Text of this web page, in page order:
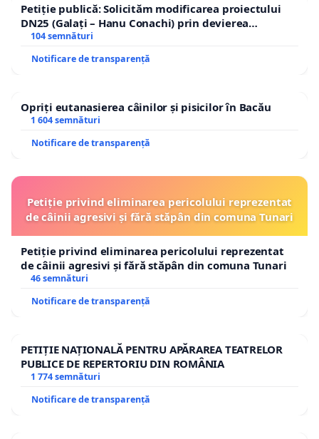
Petiție publică: Solicităm modificarea proiectului
DN25 (Galați – Hanu Conachi) prin devierea
traseului în afara localităților!
104 semnături
Notificare de transparență
Opriți eutanasierea câinilor și pisicilor în Bacău
1 604 semnături
Notificare de transparență
Petiție privind eliminarea pericolului reprezentat
de câinii agresivi și fără stăpân din comuna Tunari
Petiție privind eliminarea pericolului reprezentat
de câinii agresivi și fără stăpân din comuna Tunari
46 semnături
Notificare de transparență
PETIȚIE NAȚIONALĂ PENTRU APĂRAREA TEATRELOR
PUBLICE DE REPERTORIU DIN ROMÂNIA
1 774 semnături
Notificare de transparență